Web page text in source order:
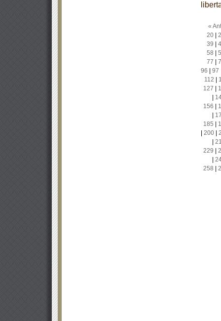
«
20|
39
58
77
96
97
112
127
156
185
200|
229
258